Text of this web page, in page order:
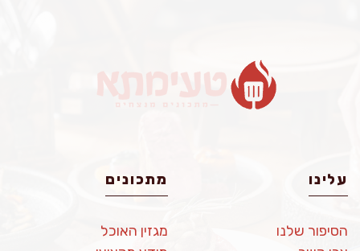
עלינו
הסיפור שלנו
מתכונים
מגזין האוכל